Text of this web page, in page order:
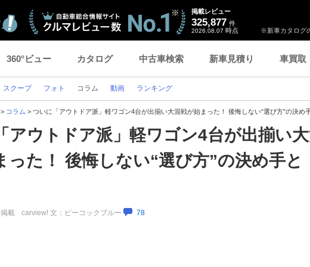
※新車カタログ
掲載レビュー
325,877 件
2026.08.07 時点
360°ビュー カタログ 中古車検索 新車見積り 車買取
スクープ フォト コラム 動画 ランキング
> コラム > ついに「アウトドア派」軽ワゴン4台が出揃い大混戦が始まった！ 後悔しない“選び方”の決め
アウトドア派」軽ワゴン4台が出揃い
った！ 後悔しない“選び方”の決め手と
掲載 carview! 文：ピーコックブルー 78